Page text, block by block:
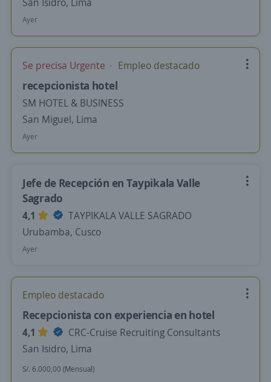
Ayer
Se precisa Urgente Empleo destacado
recepcionista hotel
SM HOTEL & BUSINESS
San Miguel, Lima
Ayer
Jefe de Recepción en Taypikala Valle
Sagrado
4,1
TAYPIKALA VALLE SAGRADO
Urubamba, Cusco
Ayer
Empleo destacado
Recepcionista con experiencia en hotel
4,1
CRC-Cruise Recruiting Consultants
San Isidro, Lima
S/. 6.000,00 (Mensual)